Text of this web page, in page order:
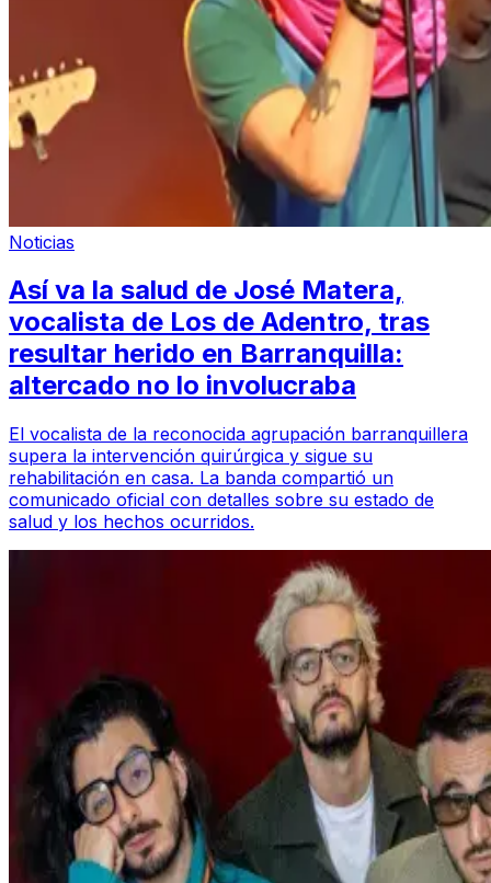
Noticias
Así va la salud de José Matera,
vocalista de Los de Adentro, tras
resultar herido en Barranquilla:
altercado no lo involucraba
El vocalista de la reconocida agrupación barranquillera
supera la intervención quirúrgica y sigue su
rehabilitación en casa. La banda compartió un
comunicado oficial con detalles sobre su estado de
salud y los hechos ocurridos.